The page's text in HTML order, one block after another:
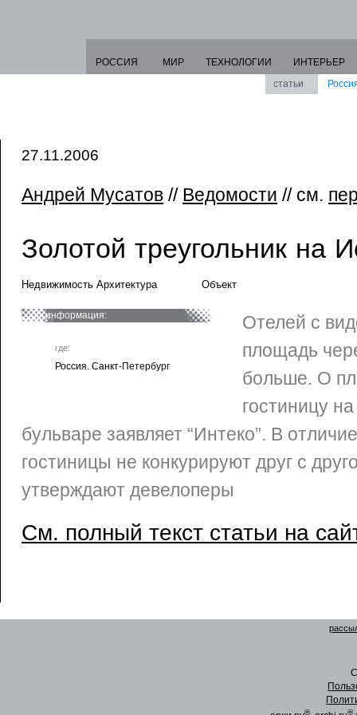
РОССИЯ МИР ТЕХНОЛОГИИ
ИНТЕРЬЕР
статьи
27.11.2006
Андрей Мусатов // Ведомости // см.
Золотой треугольник на
Недвижимость Архитектура Объект
информация:
где:
Россия. Санкт-Петербург
Отелей с
площадь
больше. О
гостиницу
бульваре заявляет “Интеко”. В
гостиницы не конкурируют друг с
утверждают девелоперы
См. полный текст статьи на
® ®